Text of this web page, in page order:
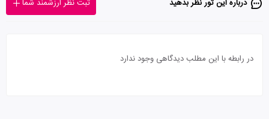
درباره این تور‌ نظر بدهید ثبت نظر ارزشمند شما
در رابطه با این مطلب دیدگاهی وجود ندارد